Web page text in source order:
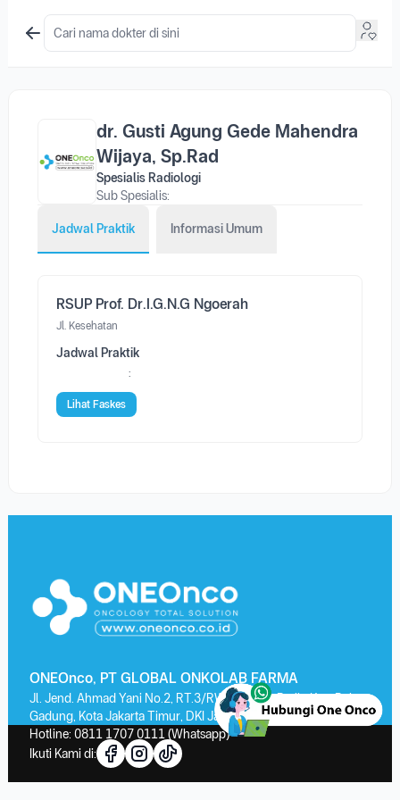
dr. Gusti Agung Gede Mahendra
Wijaya, Sp.Rad
Spesialis Radiologi
Sub Spesialis:
Jadwal Praktik Informasi Umum
RSUP Prof. Dr.I.G.N.G Ngoerah
Jl. Kesehatan
Jadwal Praktik
:
Lihat Faskes
ONEOnco, PT GLOBAL ONKOLAB FARMA
Jl. Jend. Ahmad Yani No.2, RT.3/RW.13, Kayu Putih, Kec. Pulo
Gadung, Kota Jakarta Timur, DKI Jakarta 13210
Hotline: 0811 1707 0111 (Whatsapp)
Ikuti Kami di: